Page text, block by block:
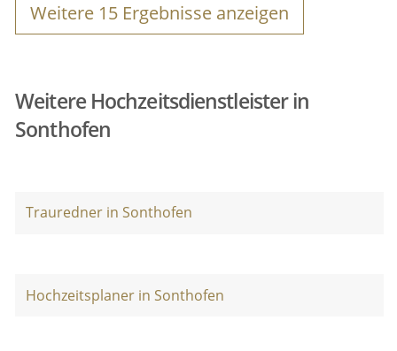
Weitere 15 Ergebnisse anzeigen
Weitere Hochzeitsdienstleister in
Sonthofen
Trauredner in Sonthofen
Hochzeitsplaner in Sonthofen